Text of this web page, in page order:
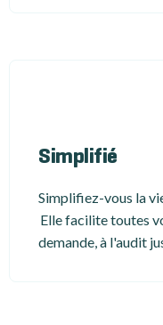
Simplifié
Simplifiez-vous la
Elle facilite toutes
demande, à l'audit